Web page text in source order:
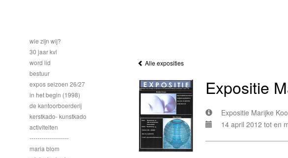
Alle exposities
Expositie
Expositie Marijke
14 april 2012 tot en
wie zijn wij?
30 jaar kvl
word lid
bestuur
expos seizoen 26/27
in het begin (1998)
de kantoorboerderij
kerstkado- kunstkado
activiteiten
--------------------
maria blom